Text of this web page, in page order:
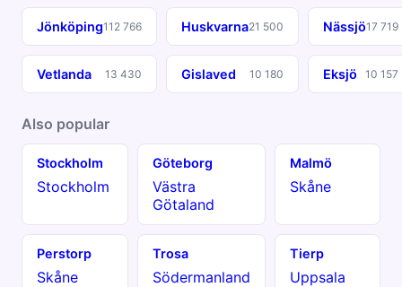
Jönköping112 766 Huskvarna21 500 Nässjö17 719
Vetlanda 13 430 Gislaved 10 180 Eksjö 10 157
Also popular
Stockholm
Stockholm
Göteborg
Västra
Götaland
Malmö
Skåne
Perstorp
Skåne
Trosa
Södermanland
Tierp
Uppsala